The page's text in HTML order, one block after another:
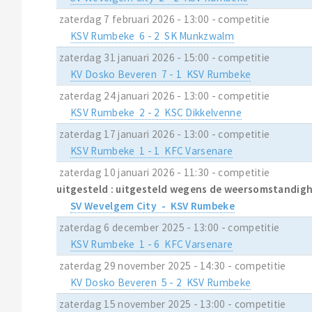
zaterdag 7 februari 2026 - 13:00 - competitie
KSV Rumbeke 6 - 2 SK Munkzwalm
zaterdag 31 januari 2026 - 15:00 - competitie
KV Dosko Beveren 7 - 1 KSV Rumbeke
zaterdag 24 januari 2026 - 13:00 - competitie
KSV Rumbeke 2 - 2 KSC Dikkelvenne
zaterdag 17 januari 2026 - 13:00 - competitie
KSV Rumbeke 1 - 1 KFC Varsenare
zaterdag 10 januari 2026 - 11:30 - competitie
uitgesteld : uitgesteld wegens de
SV Wevelgem City - KSV Rumbeke
zaterdag 6 december 2025 - 13:00 - competitie
KSV Rumbeke 1 - 6 KFC Varsenare
zaterdag 29 november 2025 - 14:30 - competitie
KV Dosko Beveren 5 - 2 KSV Rumbeke
zaterdag 15 november 2025 - 13:00 - competitie